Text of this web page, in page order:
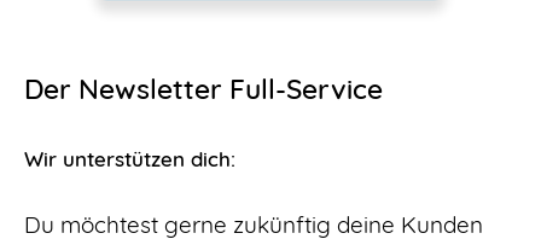
Der Newsletter Full-Service
Wir unterstützen dich:
Du möchtest gerne zukünftig deine Kunden